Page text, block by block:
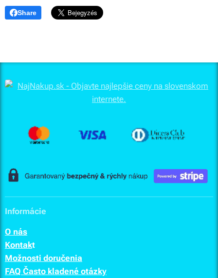
Share
Informácie
O nás
Kontakt
Možnosti doručenia
FAQ Často kladené otázky